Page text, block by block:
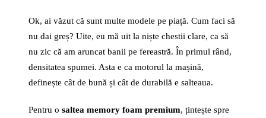
Ok, ai văzut că sunt multe modele pe piață. Cum faci să
nu dai greș? Uite, eu mă uit la niște chestii clare, ca să
nu zic că am aruncat banii pe fereastră. În primul rând,
densitatea spumei. Asta e ca motorul la mașină,
definește cât de bună și cât de durabilă e salteaua.
Pentru o saltea memory foam premium, țintește spre